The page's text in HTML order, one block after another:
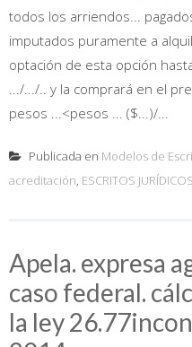
todos los arriendos...
imputados puramente a
optación de esta opción
.../.../.. y la comprará en el
pesos ...<pesos ... ($...)/...
Publicada en Modelos de
acreditación, ESCRITOS JURÍDICOS
Apela. expresa
caso federal.
la ley